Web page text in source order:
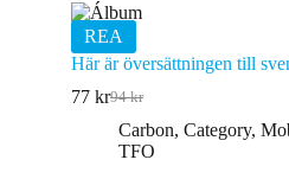
REA
Här är översättningen till
94kr
Det
ursprungliga
priset
77 krDet
nuvarande
priset
Carbon, Category,
TFO